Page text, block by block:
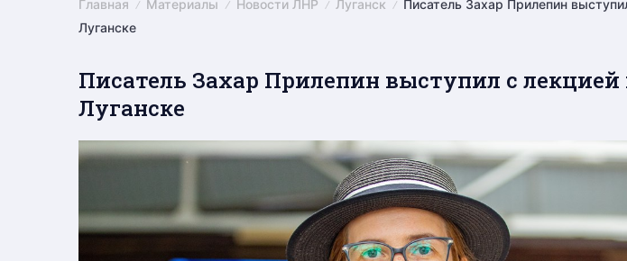
Главная Материалы Новости ЛНР Луганск
Писатель Захар Прилепин
Луганске
Писатель Захар Прилепин выступил с лекцией
Луганске